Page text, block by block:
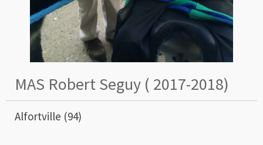
MAS Robert Seguy ( 2017-2018)
Alfortville (94)